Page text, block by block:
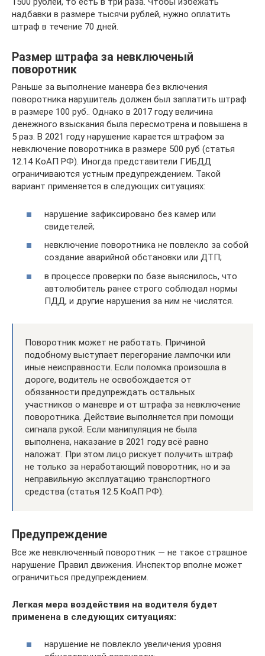
надбавки в размере тысячи рублей, нужно оплатить
штраф в течение 70 дней.
Размер штрафа за невключеный
поворотник
Раньше за выполнение маневра без включения
поворотника нарушитель должен был заплатить штраф
в размере 100 руб.. Однако в 2017 году величина
денежного взыскания была пересмотрена и повышена в
5 раз. В 2021 году нарушение карается штрафом за
невключение поворотника в размере 500 руб (статья
12.14 КоАП РФ). Иногда представители ГИБДД
ограничиваются устным предупреждением. Такой
вариант применяется в следующих ситуациях:
нарушение зафиксировано без камер или
свидетелей;
невключение поворотника не повлекло за собой
создание аварийной обстановки или ДТП;
в процессе проверки по базе выяснилось, что
автолюбитель ранее строго соблюдал нормы
ПДД, и другие нарушения за ним не числятся.
Поворотник может не работать. Причиной
подобному выступает перегорание лампочки или
иные неисправности. Если поломка произошла в
дороге, водитель не освобождается от
обязанности предупреждать остальных
участников о маневре и от штрафа за невключение
поворотника. Действие выполняется при помощи
сигнала рукой. Если манипуляция не была
выполнена, наказание в 2021 году всё равно
наложат. При этом лицо рискует получить штраф
не только за неработающий поворотник, но и за
неправильную эксплуатацию транспортного
средства (статья 12.5 КоАП РФ).
Предупреждение
Все же невключенный поворотник — не такое страшное
нарушение Правил движения. Инспектор вполне может
ограничиться предупреждением.
Легкая мера воздействия на водителя будет
применена в следующих ситуациях:
нарушение не повлекло увеличения уровня